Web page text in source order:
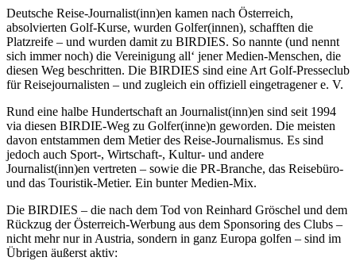
Deutsche Reise-Journalist(inn)en kamen nach Österreich,
absolvierten Golf-Kurse, wurden Golfer(innen), schafften die
Platzreife – und wurden damit zu BIRDIES. So nannte (und nennt
sich immer noch) die Vereinigung all‘ jener Medien-Menschen, die
diesen Weg beschritten. Die BIRDIES sind eine Art Golf-Presseclub
für Reisejournalisten – und zugleich ein offiziell eingetragener e. V.
Rund eine halbe Hundertschaft an Journalist(inn)en sind seit 1994
via diesen BIRDIE-Weg zu Golfer(inne)n geworden. Die meisten
davon entstammen dem Metier des Reise-Journalismus. Es sind
jedoch auch Sport-, Wirtschaft-, Kultur- und andere
Journalist(inn)en vertreten – sowie die PR-Branche, das Reisebüro-
und das Touristik-Metier. Ein bunter Medien-Mix.
Die BIRDIES – die nach dem Tod von Reinhard Gröschel und dem
Rückzug der Österreich-Werbung aus dem Sponsoring des Clubs –
nicht mehr nur in Austria, sondern in ganz Europa golfen – sind im
Übrigen äußerst aktiv: